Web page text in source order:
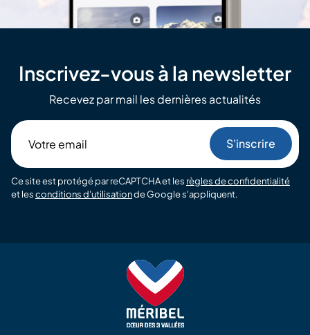
Inscrivez-vous à la newsletter
Recevez par mail les dernières actualités
email
Ce site est protégé par reCAPTCHA et les règles de confidentialité
et lesconditions d'utilisationde Google s'appliquent.